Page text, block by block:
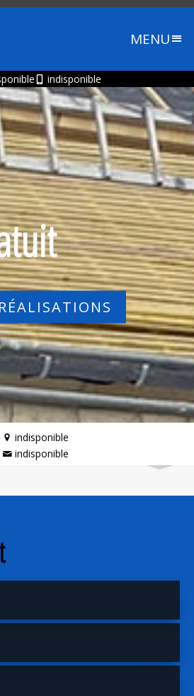
MENU
indisponible
indisponible
indisponible